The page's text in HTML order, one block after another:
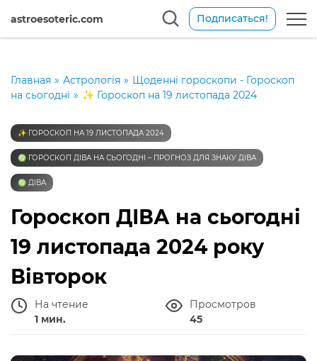
astroesoteric.com Подписаться!
Главная » Астрологія » Щоденні гороскопи - Гороскоп
на сьогодні » ✨ Гороскоп на 19 листопада 2024
✨ ГОРОСКОП НА 19 ЛИСТОПАДА 2024
♍️ ГОРОСКОП ДІВА НА СЬОГОДНІ – ПРОГНОЗ ДЛЯ ЗНАКУ ДІВА
♍️ ДІВА
Гороскоп ДІВА на сьогодні
19 листопада 2024 року
Вівторок
На чтение
1 мин.
Просмотров
45